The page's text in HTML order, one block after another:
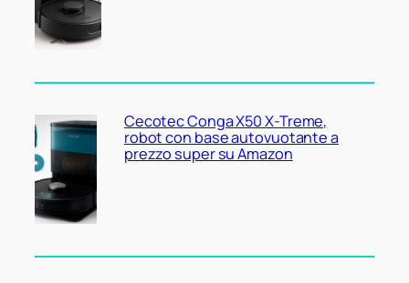
Cecotec Conga X50 X-Treme,
robot con base autovuotante a
prezzo super su Amazon